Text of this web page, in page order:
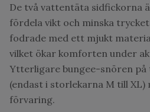
De två vattentäta sidfickorna
fördela vikt och minska
fodrade med ett mjukt
vilket ökar komforten under
Ytterligare bungee-snören på
(endast i storlekarna M till
förvaring.